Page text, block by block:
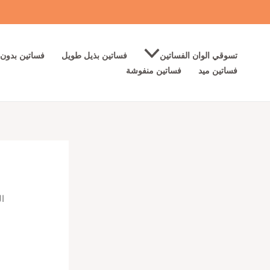
إلى
تسوقي الوان الفساتين فساتين بذيل طويل
فساتين
فساتين ميد
فساتين منفوشة